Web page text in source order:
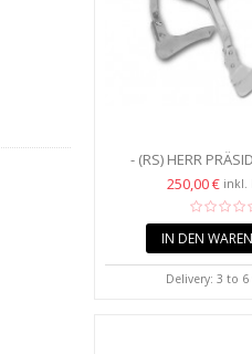
- (RS) HERR
KOLLEGINNEN UND
250,00 € inkl.
IN DEN
Delivery: 3 to 6